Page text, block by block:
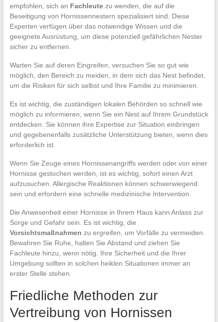
empfohlen, sich an Fachleutezu wenden, die auf die
Beseitigung von Hornissennestern spezialisiert sind. Diese
Experten verfügen über das notwendige Wissen und die
geeignete Ausrüstung, um diese potenziell gefährlichen Nester
sicher zu entfernen.
Warten Sie auf deren Eingreifen, versuchen Sie so gut wie
möglich, den Bereich zu meiden, in dem sich das Nest befindet,
um die Risiken für sich selbst und Ihre Familie zu minimieren.
Es ist wichtig, die zuständigen lokalen Behörden so schnell wie
möglich zu informieren, wenn Sie ein Nest auf Ihrem Grundstück
entdecken. Sie können ihre Expertise zur Situation einbringen
und gegebenenfalls zusätzliche Unterstützung bieten, wenn dies
erforderlich ist.
Wenn Sie Zeuge eines Hornissenangriffs werden oder von einer
Hornisse gestochen werden, ist es wichtig, sofort einen Arzt
aufzusuchen. Allergische Reaktionen können schwerwiegend
sein und erfordern eine schnelle medizinische Intervention.
Die Anwesenheit einer Hornisse in Ihrem Haus kann Anlass zur
Sorge und Gefahr sein. Es ist wichtig, die
Vorsichtsmaßnahmen zu ergreifen, um Vorfälle zu vermeiden.
Bewahren Sie Ruhe, halten Sie Abstand und ziehen Sie
Fachleute hinzu, wenn nötig. Ihre Sicherheit und die Ihrer
Umgebung sollten in solchen heiklen Situationen immer an
erster Stelle stehen.
Friedliche Methoden zur
Vertreibung von Hornissen